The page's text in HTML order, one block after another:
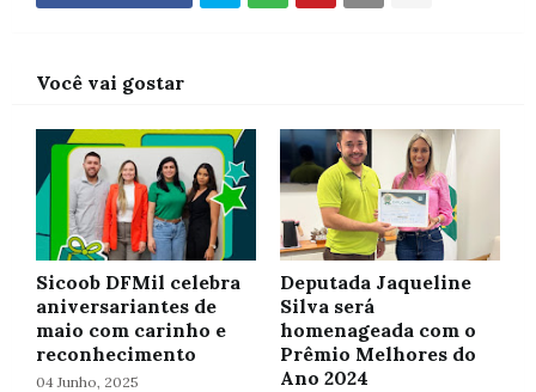
Você vai gostar
Sicoob DFMil celebra
aniversariantes de
maio com carinho e
reconhecimento
04 Junho, 2025
Deputada Jaqueline
Silva será
homenageada com o
Prêmio Melhores do
Ano 2024